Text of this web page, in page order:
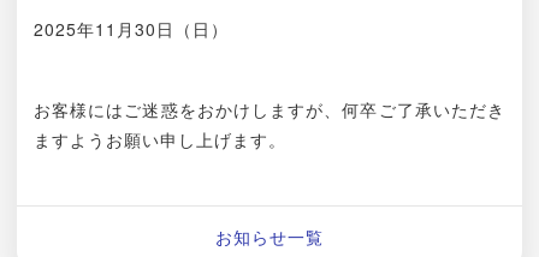
2025年11月30日（日）
お客様にはご迷惑をおかけしますが、何卒ご了承いただき
ますようお願い申し上げます。
お知らせ一覧